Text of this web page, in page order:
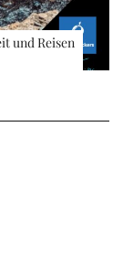
und Reisen